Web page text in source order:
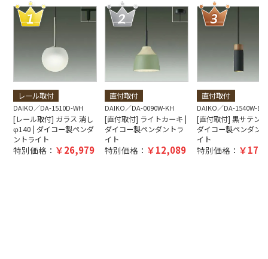
レール取付
DAIKO DA-1510D-WH
[レール取付] ガラス 消し
φ140 | ダイコー製ペンダ
ントライト
特別価格： 26,979
直付取付
DAIKO DA-0090W-KH
[直付取付] ライトカーキ |
ダイコー製ペンダントラ
イト
特別価格： 12,089
直付取付
DAIKO DA-1540W-BK
[直付取付] 黒サテン
ダイコー製ペンダン
イト
特別価格：